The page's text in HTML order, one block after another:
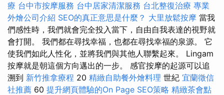
療 台中市按摩服務 台中居家清潔服務 台北整復治療 專業
外燴公司介紹 SEO的真正意思是什麼？ 大里放鬆按摩 當我
們感性時，我們就會完全投入當下，自由自我表達的視野就
會打開。 我們都在尋找幸福，也都在尋找幸福的泉源。 它
使我們如此人性化，並將我們與其他人聯繫起來。 Lingam
按摩就是朝這個方向邁出的一步。 感官按摩的起源可以追
溯到 新竹推拿療程 20 精緻自助餐外燴料理 世紀 宜蘭徵信
社推薦 60 提升網頁體驗的On Page SEO策略 精緻茶會點